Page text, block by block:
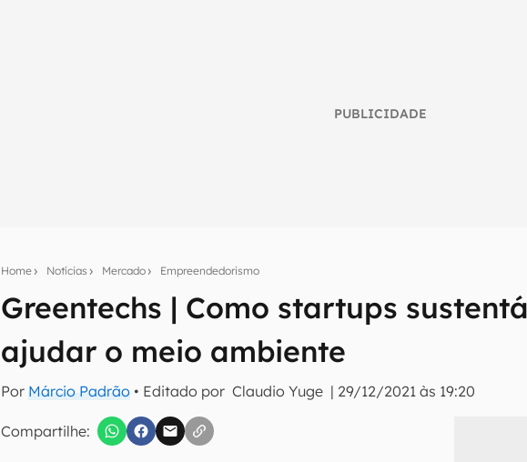
PUBLICIDADE
Home Notícias Mercado Empreendedorismo
Greentechs | Como startups
ajudar o meio ambiente
Por Márcio Padrão • Editado por Claudio Yuge | 29/12/2021 às 19:20
Compartilhe:
Seu resumo inteligente do mundo tech!
Assine a newsletter do Canaltech e receba notícias e reviews sobre